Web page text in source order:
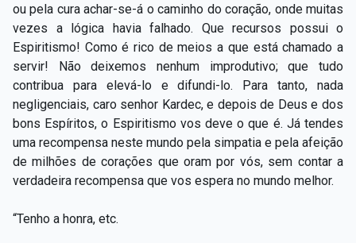
ou pela cura achar-se-á o caminho do coração, onde muitas
vezes a lógica havia falhado. Que recursos possui o
Espiritismo! Como é rico de meios a que está chamado a
servir! Não deixemos nenhum improdutivo; que tudo
contribua para elevá-lo e difundi-lo. Para tanto, nada
negligenciais, caro senhor Kardec, e depois de Deus e dos
bons Espíritos, o Espiritismo vos deve o que é. Já tendes
uma recompensa neste mundo pela simpatia e pela afeição
de milhões de corações que oram por vós, sem contar a
verdadeira recompensa que vos espera no mundo melhor.
“Tenho a honra, etc.